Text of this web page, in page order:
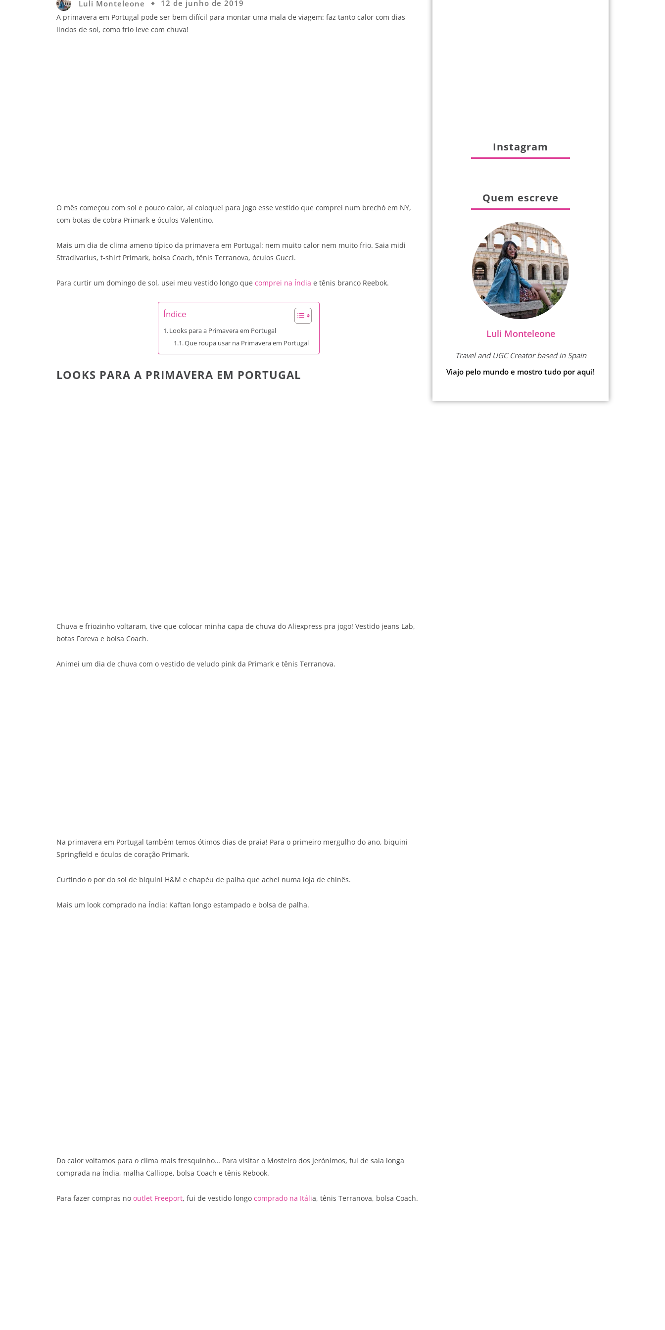
Luli Monteleone 12 de junho de 2019
A primavera em Portugal pode ser bem difícil para montar uma mala de viagem: faz tanto calor com dias
lindos de sol, como frio leve com chuva!
O mês começou com sol e pouco calor, aí coloquei para jogo esse vestido que comprei num brechó em NY,
com botas de cobra Primark e óculos Valentino.
Mais um dia de clima ameno típico da primavera em Portugal: nem muito calor nem muito frio. Saia midi
Stradivarius, t-shirt Primark, bolsa Coach, tênis Terranova, óculos Gucci.
Para curtir um domingo de sol, usei meu vestido longo que comprei na Índia e tênis branco Reebok.
Índice
Looks para a Primavera em Portugal
Que roupa usar na Primavera em Portugal
LOOKS PARA A PRIMAVERA EM PORTUGAL
Chuva e friozinho voltaram, tive que colocar minha capa de chuva do Aliexpress pra jogo! Vestido jeans Lab,
botas Foreva e bolsa Coach.
Animei um dia de chuva com o vestido de veludo pink da Primark e tênis Terranova.
Na primavera em Portugal também temos ótimos dias de praia! Para o primeiro mergulho do ano, biquini
Springfield e óculos de coração Primark.
Curtindo o por do sol de biquini H&M e chapéu de palha que achei numa loja de chinês.
Mais um look comprado na Índia: Kaftan longo estampado e bolsa de palha.
Do calor voltamos para o clima mais fresquinho… Para visitar o Mosteiro dos Jerónimos, fui de saia longa
comprada na Índia, malha Calliope, bolsa Coach e tênis Rebook.
Para fazer compras no outlet Freeport, fui de vestido longo comprado na Itália, tênis Terranova, bolsa Coach.
Instagram
Quem escreve
Luli Monteleone
Travel and UGC Creator based in Spain
Viajo pelo mundo e mostro tudo por aqui!